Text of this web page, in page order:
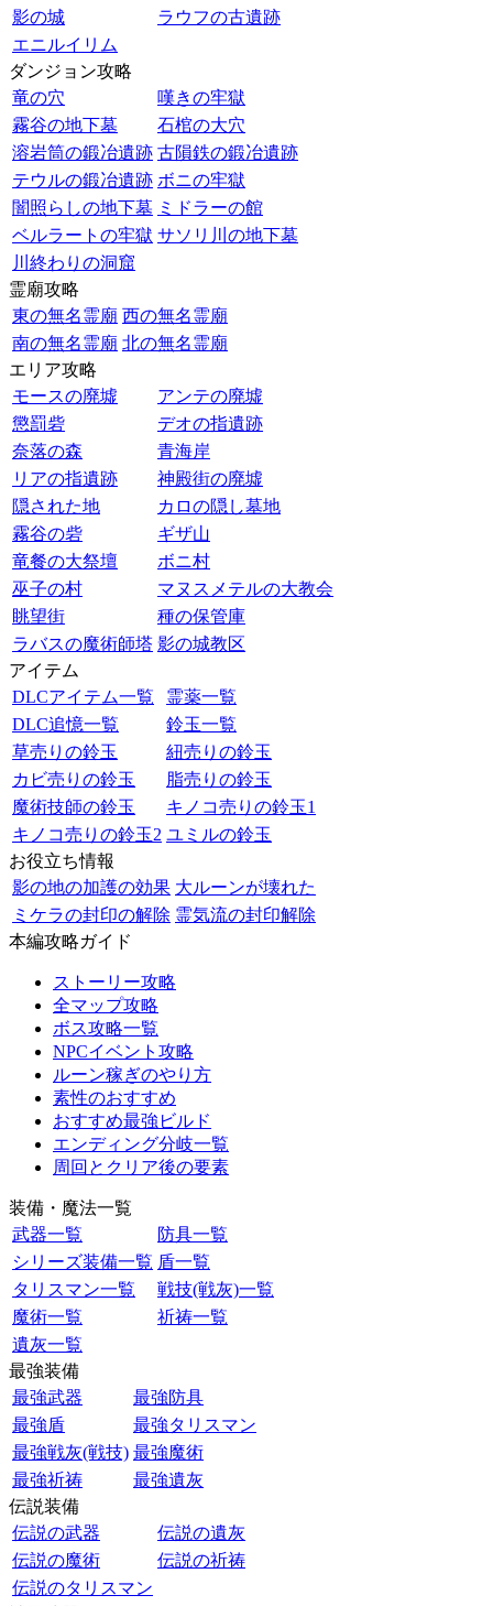
影の城
ラウフの古遺跡
エニルイリム
ダンジョン攻略
竜の穴
嘆きの牢獄
霧谷の地下墓
石棺の大穴
溶岩筒の鍛冶遺跡 古隕鉄の鍛冶遺跡
テウルの鍛冶遺跡 ボニの牢獄
闇照らしの地下墓 ミドラーの館
ベルラートの牢獄 サソリ川の地下墓
川終わりの洞窟
霊廟攻略
東の無名霊廟 西の無名霊廟
南の無名霊廟 北の無名霊廟
エリア攻略
モースの廃墟
アンテの廃墟
懲罰砦
デオの指遺跡
奈落の森
青海岸
リアの指遺跡
神殿街の廃墟
隠された地
カロの隠し墓地
霧谷の砦
ギザ山
竜餐の大祭壇
ボニ村
巫子の村
マヌスメテルの大教会
眺望街
種の保管庫
ラバスの魔術師塔 影の城教区
アイテム
DLCアイテム一覧
霊薬一覧
DLC追憶一覧
鈴玉一覧
草売りの鈴玉
紐売りの鈴玉
カビ売りの鈴玉
脂売りの鈴玉
魔術技師の鈴玉
キノコ売りの鈴玉1
キノコ売りの鈴玉2 ユミルの鈴玉
お役立ち情報
影の地の加護の効果 大ルーンが壊れた
ミケラの封印の解除 霊気流の封印解除
本編攻略ガイド
ストーリー攻略
全マップ攻略
ボス攻略一覧
NPCイベント攻略
ルーン稼ぎのやり方
素性のおすすめ
おすすめ最強ビルド
エンディング分岐一覧
周回とクリア後の要素
装備・魔法一覧
武器一覧
防具一覧
シリーズ装備一覧 盾一覧
タリスマン一覧
戦技(戦灰)一覧
魔術一覧
祈祷一覧
遺灰一覧
最強装備
最強武器
最強防具
最強盾
最強タリスマン
最強戦灰(戦技) 最強魔術
最強祈祷
最強遺灰
伝説装備
伝説の武器
伝説の遺灰
伝説の魔術
伝説の祈祷
伝説のタリスマン